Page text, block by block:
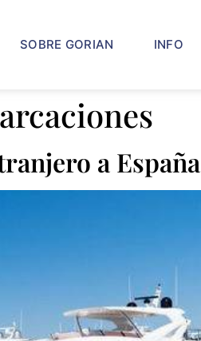
SOBRE GORIAN INFO
a España